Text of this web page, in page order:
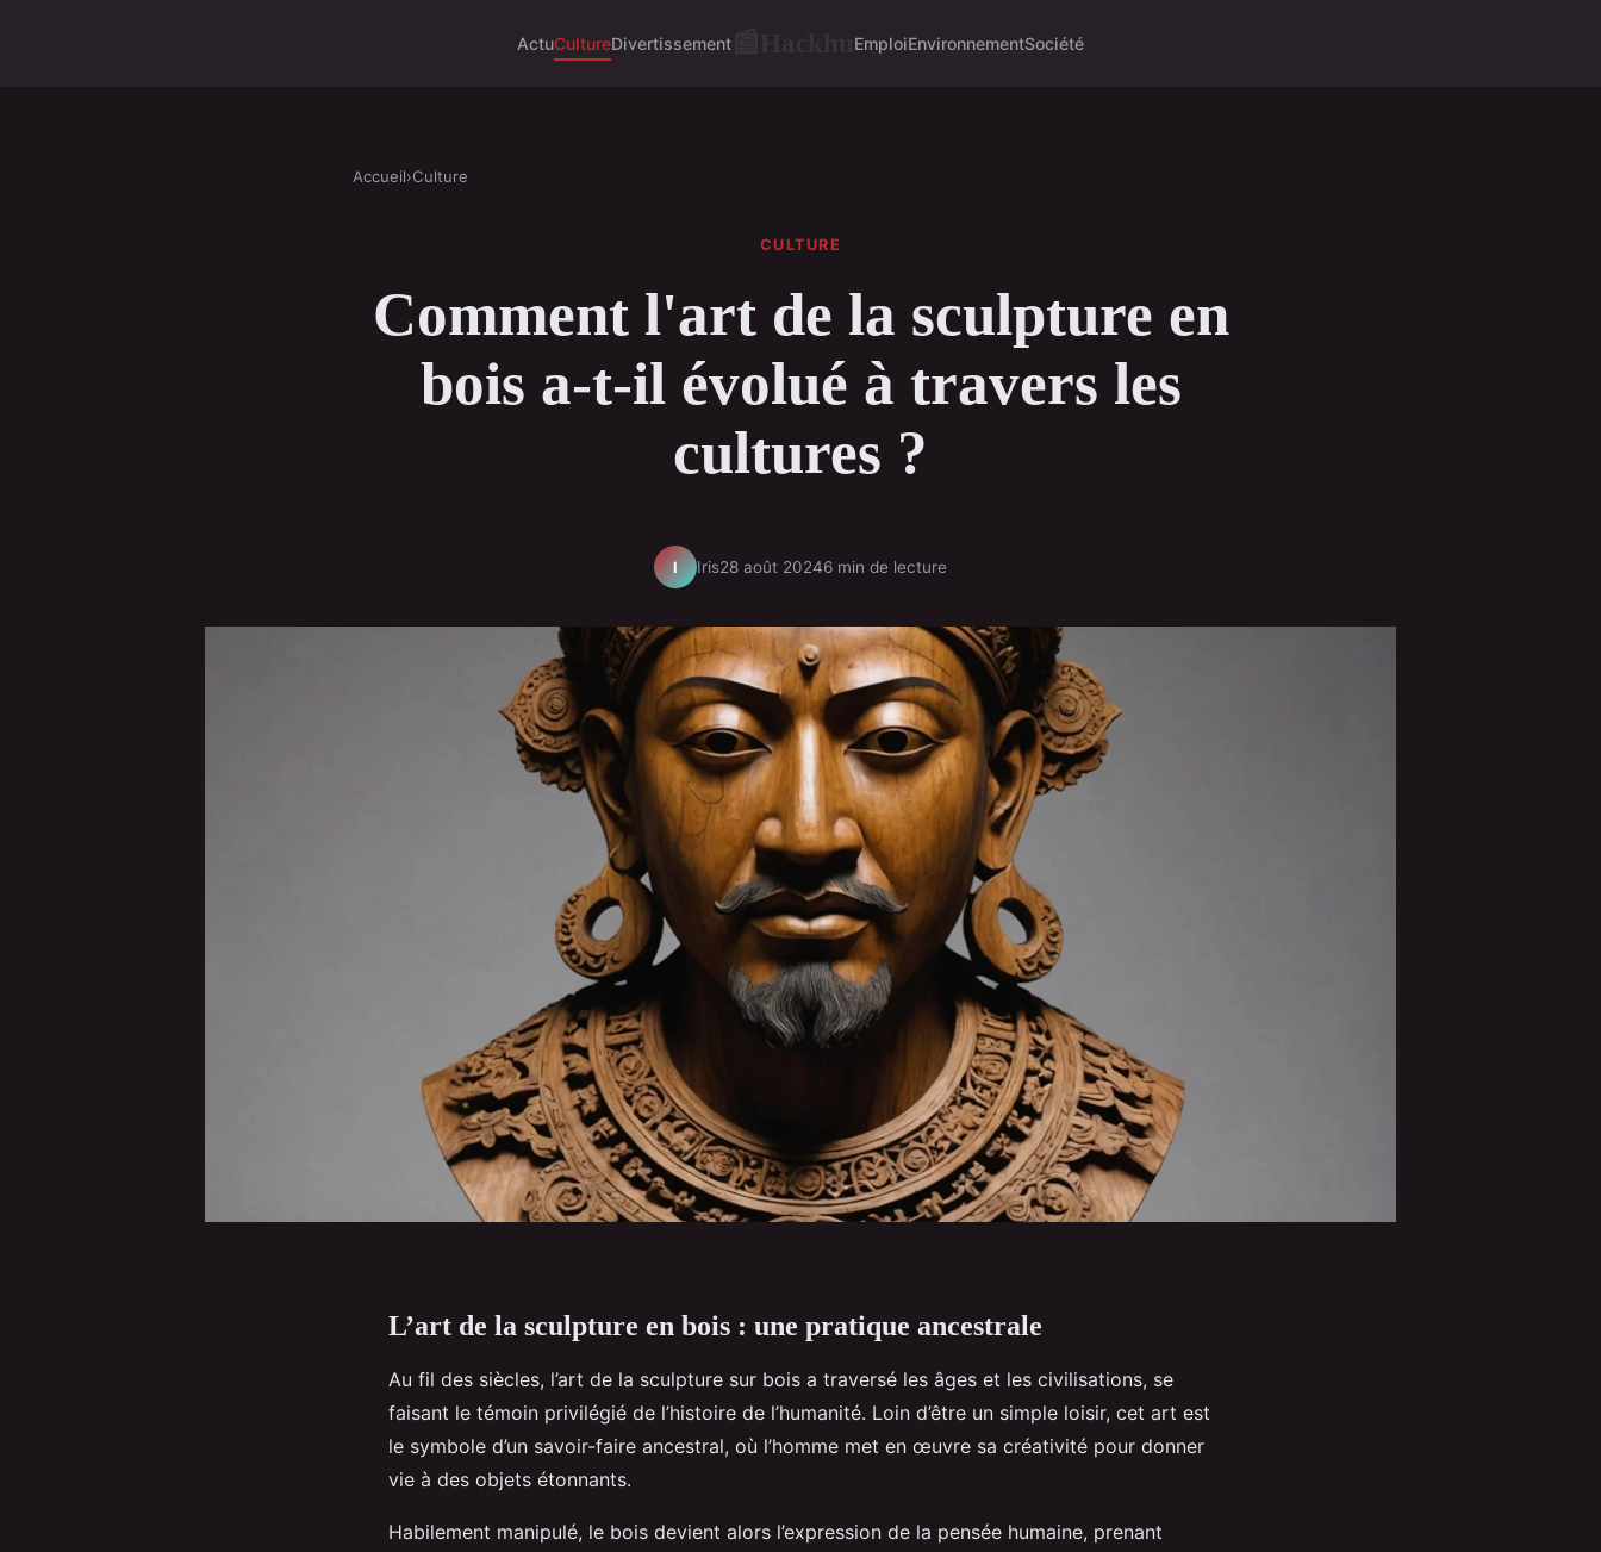
ActuCultureDivertissement EmploiEnvironnementSociété
Accueil›Culture
CULTURE
Comment l'art de la sculpture en
bois a-t-il évolué à travers les
cultures ?
I Iris28 août 20246 min de lecture
L’art de la sculpture en bois : une pratique ancestrale
Au fil des siècles, l’art de la sculpture sur bois a traversé les âges et les civilisations, se
faisant le témoin privilégié de l’histoire de l’humanité. Loin d’être un simple loisir, cet art est
le symbole d’un savoir-faire ancestral, où l’homme met en œuvre sa créativité pour donner
vie à des objets étonnants.
Habilement manipulé, le bois devient alors l’expression de la pensée humaine, prenant